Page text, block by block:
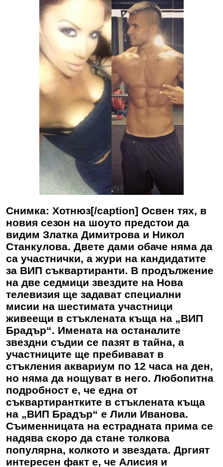
Снимка: Хотнюз[/caption] Освен тях, в
новия сезон на шоуто предстои да
видим Златка Димитрова и Никол
Станкулова. Двете дами обаче няма да
са участнички, а жури на кандидатите
за ВИП съквартиранти. В продължение
на две седмици звездите на Нова
телевизия ще задават специални
мисии на шестимата участници
живеещи в стъклената къща на „ВИП
Брадър“. Имената на останалите
звездни съдии се пазят в тайна, а
участниците ще пребивават в
стъкления аквариум по 12 часа на ден,
но няма да нощуват в него. Любопитна
подробност е, че една от
съквартирантките в стъклената къща
на „ВИП Брадър“ е Лили Иванова.
Съименницата на естрадната прима се
надява скоро да стане толкова
популярна, колкото и звездата. Дргият
интересен факт е, че Алисия и